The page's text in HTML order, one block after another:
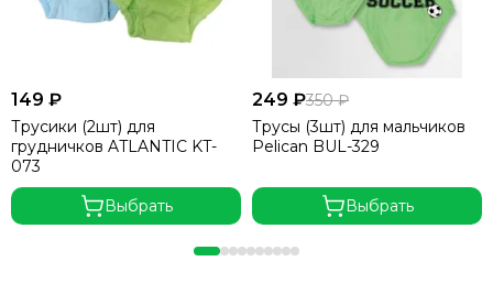
149 ₽
Трусики (2шт) для
грудничков ATLANTIC KT-
073
Выбрать
249 ₽350 ₽
Трусы (3шт) для мальчиков
Pelican BUL-329
Выбрать